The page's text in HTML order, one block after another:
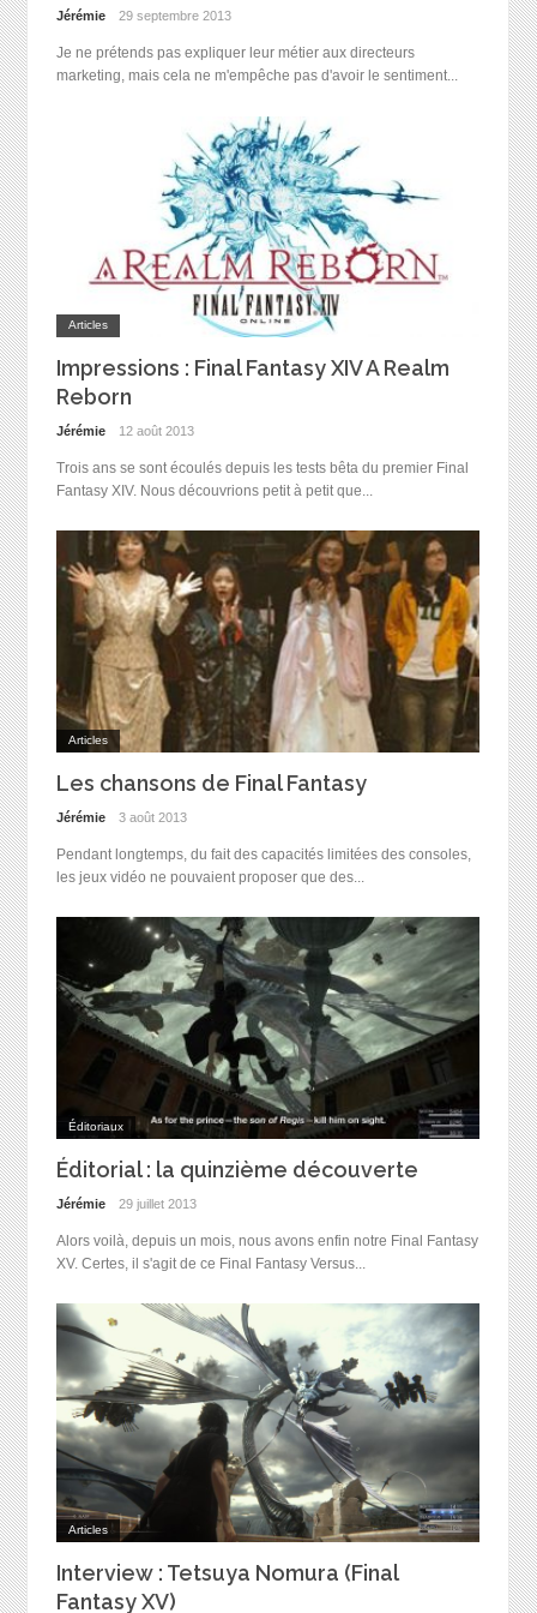
Jérémie 29 septembre 2013
Je ne prétends pas expliquer leur métier aux directeurs
marketing, mais cela ne m'empêche pas d'avoir le sentiment...
Articles
Impressions : Final Fantasy XIV A Realm
Reborn
Jérémie 12 août 2013
Trois ans se sont écoulés depuis les tests bêta du premier Final
Fantasy XIV. Nous découvrions petit à petit que...
Articles
Les chansons de Final Fantasy
Jérémie 3 août 2013
Pendant longtemps, du fait des capacités limitées des consoles,
les jeux vidéo ne pouvaient proposer que des...
Éditoriaux
Éditorial : la quinzième découverte
Jérémie 29 juillet 2013
Alors voilà, depuis un mois, nous avons enfin notre Final Fantasy
XV. Certes, il s'agit de ce Final Fantasy Versus...
Articles
Interview : Tetsuya Nomura (Final
Fantasy XV)